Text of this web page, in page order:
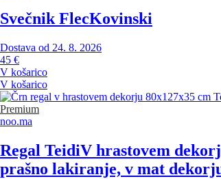
Svečnik FlecKovinski
Dostava od 24. 8. 2026
45 €
V košarico
V košarico
Premium
noo.ma
Regal TeidiV hrastovem
prašno lakiranje, v mat